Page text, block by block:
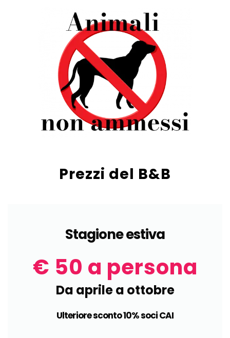
Prezzi del B&B
Stagione estiva
€ 50 a persona
Da aprile a ottobre
Ulteriore sconto 10% soci CAI